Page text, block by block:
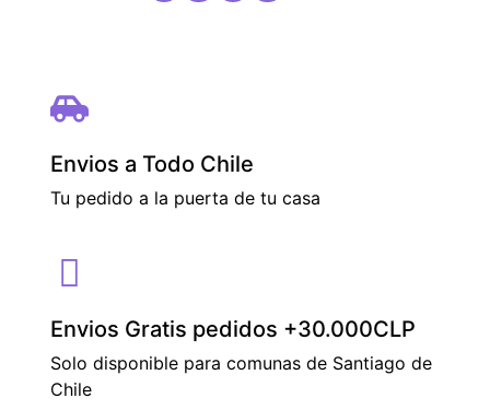
Envios a Todo Chile
Tu pedido a la puerta de tu casa
Envios Gratis pedidos +30.000CLP
Solo disponible para comunas de Santiago de
Chile